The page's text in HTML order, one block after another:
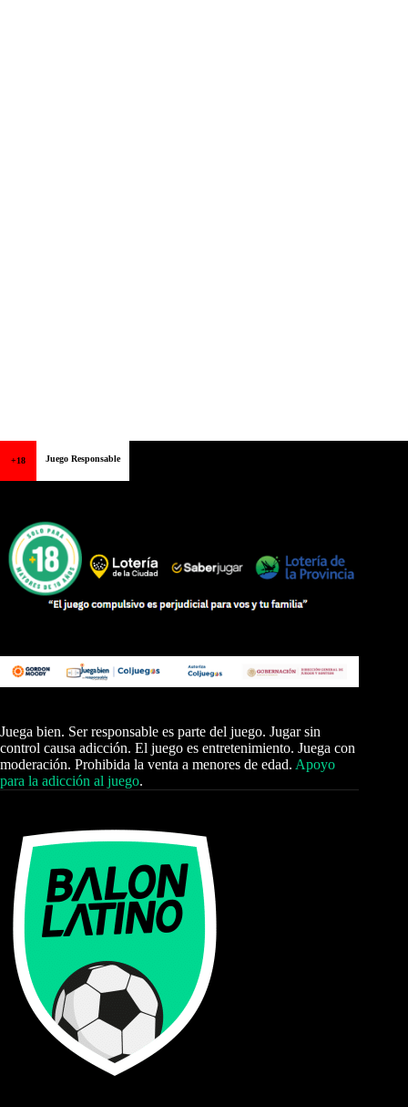
+18 Juego Responsable
Juega bien. Ser responsable es parte del juego. Jugar sin
control causa adicción. El juego es entretenimiento. Juega con
moderación. Prohibida la venta a menores de edad. Apoyo
para la adicción al juego.